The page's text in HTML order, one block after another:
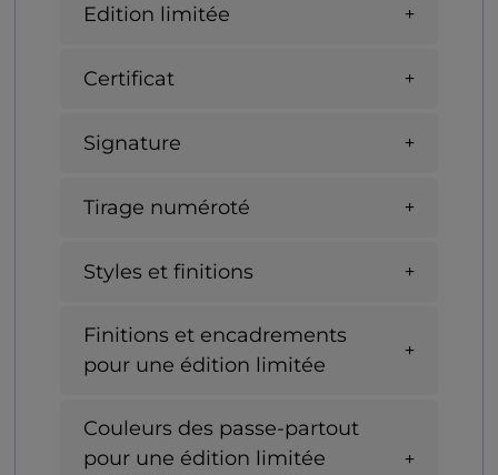
Edition limitée
Certificat
Signature
Tirage numéroté
Styles et finitions
Finitions et encadrements
pour une édition limitée
Couleurs des passe-partout
pour une édition limitée